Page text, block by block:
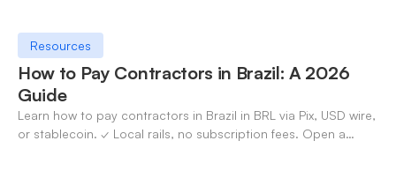
Resources
How to Pay Contractors in Brazil: A 2026
Guide
Learn how to pay contractors in Brazil in BRL via Pix, USD wire,
or stablecoin. ✓ Local rails, no subscription fees. Open a